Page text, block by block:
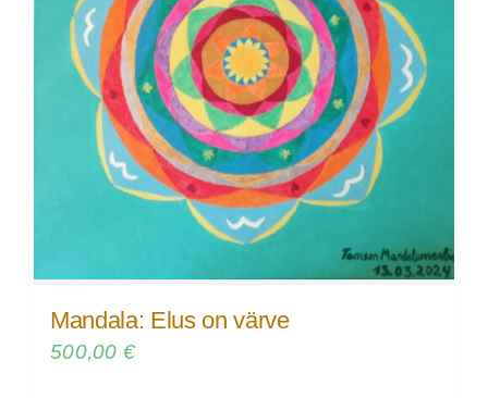
Mandala: Elus on värve
500,00 €